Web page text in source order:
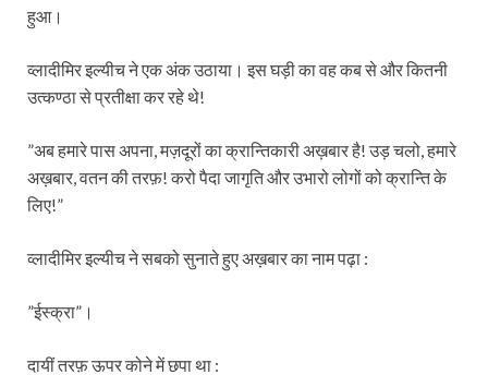
हुआ।
व्लादीमिर इल्यीच ने एक अंक उठाया। इस घड़ी का वह कब से और कितनी
उत्कण्ठा से प्रतीक्षा कर रहे थे!
”अब हमारे पास अपना, मज़दूरों का क्रान्तिकारी अख़बार है! उड़ चलो, हमारे
अख़बार, वतन की तरफ़! करो पैदा जागृति और उभारो लोगों को क्रान्ति के
लिए!”
व्लादीमिर इल्यीच ने सबको सुनाते हुए अख़बार का नाम पढ़ा :
”ईस्क्रा”।
दायीं तरफ़ ऊपर कोने में छपा था :